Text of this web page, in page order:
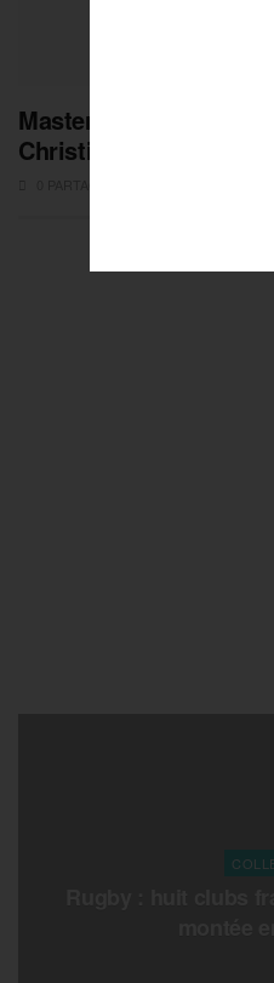
Masters de Pétanque :
Christian Fazzino